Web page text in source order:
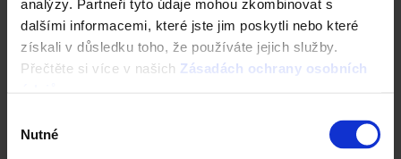
analýzy. Partneři tyto údaje mohou zkombinovat s
dalšími informacemi, které jste jim poskytli nebo které
získali v důsledku toho, že používáte jejich služby.
Přečtěte si více v našich Zásadách ochrany osobních
souhlasu
Nutné
Vyzkoušejte ZDARMA návrh domu za 5 minut
Cena domu v reálném čase
3D vizualizace
Komplexní nastavení
ZAČÍT NOVOU KONFIGURACI